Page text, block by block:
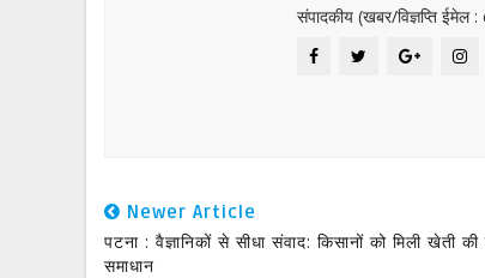
संपादकीय (खबर/विज्ञप्ति
Newer Article
पटना : वैज्ञानिकों से सीधा संवाद: किसानों को मिली खेती
समाधान